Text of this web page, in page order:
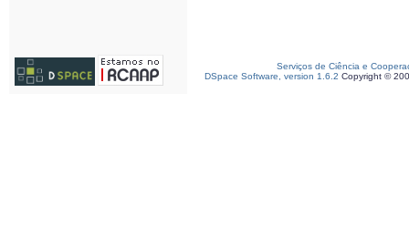
Serviços de Ciência e
DSpace Software, version 1.6.2 Copyright ©